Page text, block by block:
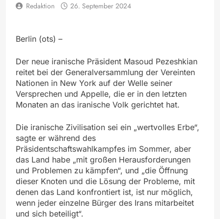
Redaktion 26. September 2024
Berlin (ots) –
Der neue iranische Präsident Masoud Pezeshkian
reitet bei der Generalversammlung der Vereinten
Nationen in New York auf der Welle seiner
Versprechen und Appelle, die er in den letzten
Monaten an das iranische Volk gerichtet hat.
Die iranische Zivilisation sei ein „wertvolles Erbe“,
sagte er während des
Präsidentschaftswahlkampfes im Sommer, aber
das Land habe „mit großen Herausforderungen
und Problemen zu kämpfen“, und „die Öffnung
dieser Knoten und die Lösung der Probleme, mit
denen das Land konfrontiert ist, ist nur möglich,
wenn jeder einzelne Bürger des Irans mitarbeitet
und sich beteiligt“.